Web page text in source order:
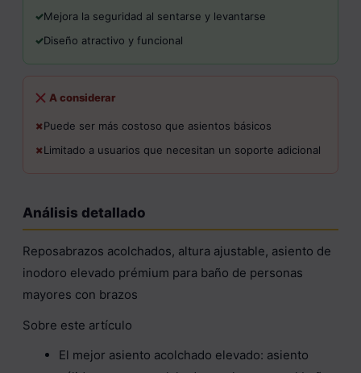
Mejora la seguridad al sentarse y levantarse
Diseño atractivo y funcional
A considerar
Puede ser más costoso que asientos básicos
Limitado a usuarios que necesitan un soporte adicional
Análisis detallado
Reposabrazos acolchados, altura ajustable, asiento de
inodoro elevado prémium para baño de personas
mayores con brazos
Sobre este artículo
El mejor asiento acolchado elevado: asiento